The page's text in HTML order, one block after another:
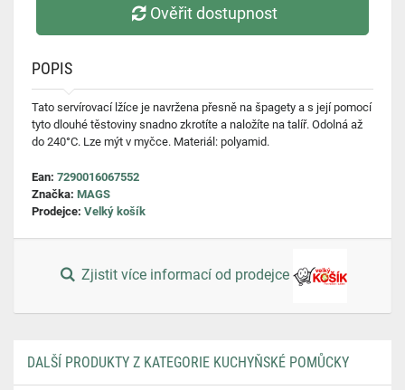
Ověřit dostupnost
POPIS
Tato servírovací lžíce je navržena přesně na špagety a s její pomocí
tyto dlouhé těstoviny snadno zkrotíte a naložíte na talíř. Odolná až
do 240°C. Lze mýt v myčce. Materiál: polyamid.
Ean: 7290016067552
Značka: MAGS
Prodejce: Velký košík
Zjistit více informací od prodejce
DALŠÍ PRODUKTY Z KATEGORIE KUCHYŇSKÉ POMŮCKY